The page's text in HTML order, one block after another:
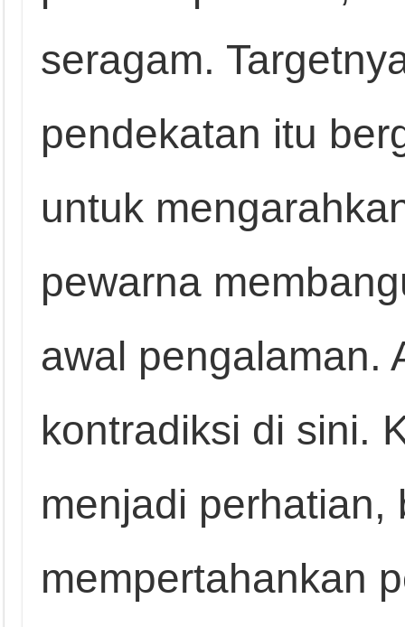
seragam.
pendekatan itu
untuk
pewarna
awal pengalaman.
kontradiksi di sini.
menjadi perhatian,
mempertahankan